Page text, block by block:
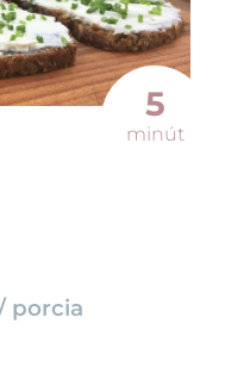
5
minút
porcia